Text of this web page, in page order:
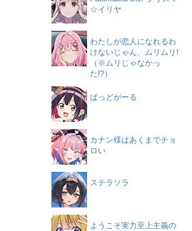
☆イリヤ
わたしが恋人になれるわ
けないじゃん、ムリムリ!
（※ムリじゃなかっ
た!?）
ばっどがーる
カナン様はあくまでチョ
ロい
ステラソラ
ようこそ実力至上主義の